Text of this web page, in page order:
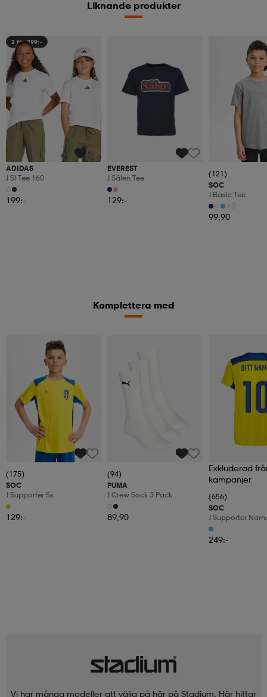
Liknande produkter
2 för 299:-
ADIDAS
J Sl Tee 160
199:-
EVEREST
J Sälen Tee
129:-
(121)
SOC
J Basic Tee
+3
99,90
Komplettera med
(175)
SOC
J Supporter Ss
129:-
(94)
PUMA
J Crew Sock 3 Pack
89,90
Exkluderad
kampanjer
(656)
SOC
J Supporter
249:-
Vi har många modeller att välja på här på Stadium. Här hittar